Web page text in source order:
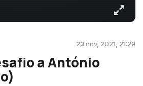
23 nov, 2021, 21:29
a António